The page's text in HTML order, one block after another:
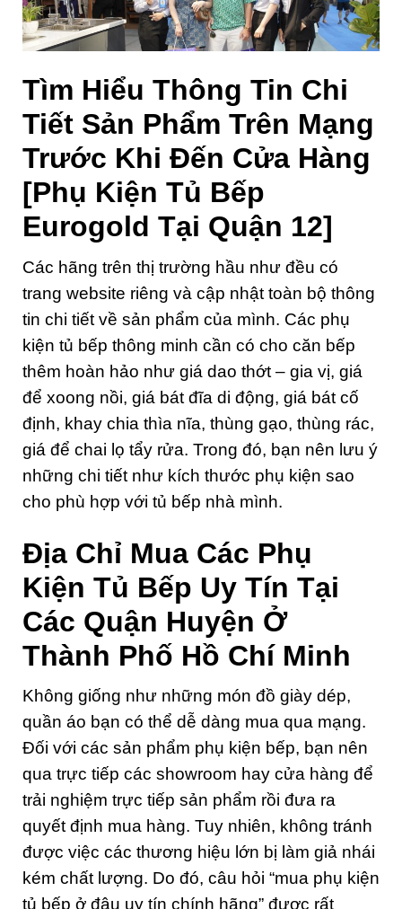
Tìm Hiểu Thông Tin Chi
Tiết Sản Phẩm Trên Mạng
Trước Khi Đến Cửa Hàng
[Phụ Kiện Tủ Bếp
Eurogold Tại Quận 12]
Các hãng trên thị trường hầu như đều có
trang website riêng và cập nhật toàn bộ thông
tin chi tiết về sản phẩm của mình. Các phụ
kiện tủ bếp thông minh cần có cho căn bếp
thêm hoàn hảo như giá dao thớt – gia vị, giá
để xoong nồi, giá bát đĩa di động, giá bát cố
định, khay chia thìa nĩa, thùng gạo, thùng rác,
giá để chai lọ tẩy rửa. Trong đó, bạn nên lưu ý
những chi tiết như kích thước phụ kiện sao
cho phù hợp với tủ bếp nhà mình.
Địa Chỉ Mua Các Phụ
Kiện Tủ Bếp Uy Tín Tại
Các Quận Huyện Ở
Thành Phố Hồ Chí Minh
Không giống như những món đồ giày dép,
quần áo bạn có thể dễ dàng mua qua mạng.
Đối với các sản phẩm phụ kiện bếp, bạn nên
qua trực tiếp các showroom hay cửa hàng để
trải nghiệm trực tiếp sản phẩm rồi đưa ra
quyết định mua hàng. Tuy nhiên, không tránh
được việc các thương hiệu lớn bị làm giả nhái
kém chất lượng. Do đó, câu hỏi “mua phụ kiện
tủ bếp ở đâu uy tín chính hãng” được rất